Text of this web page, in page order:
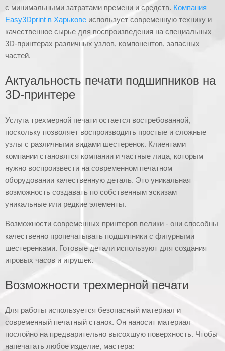
с минимальными затратами времени и средств. Компания
Easy3Dprint в Харькове использует современную технику и
качественное сырье для воспроизведения на специальных
3D-принтерах различных узлов, компонентов, запасных
частей.
Актуальность печати подшипников на
3D-принтере
Услуга трехмерной печати остается востребованной,
поскольку позволяет воспроизводить простые и сложные
узлы с различными видами шестеренок. Клиентами
компании становятся компании и частные лица, которым
нужно воспроизвести на современном печатном
оборудовании качественную деталь. Это уникальная
возможность создавать по собственным эскизам
уникальные или редкие элементы.
Возможности современных принтеров велики - они способны
качественно пропечатывать подшипники с фигурными
шестеренками. Готовые детали используют для создания
игровых часов и игрушек.
Возможности трехмерной печати
Для работы используется безопасный материал и
современный печатный станок. Он наносит материал
послойно на предварительно высохшую поверхность. Чтобы
напечатать любое изделие, мастера: